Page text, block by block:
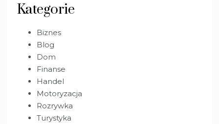
Kategorie
Biznes
Blog
Dom
Finanse
Handel
Motoryzacja
Rozrywka
Turystyka